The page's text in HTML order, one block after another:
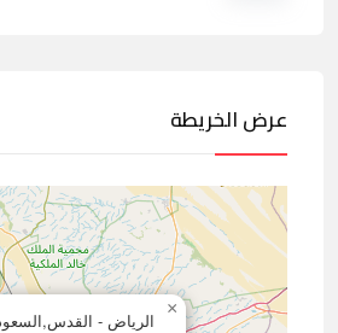
عرض الخريطة
الرياض -
×